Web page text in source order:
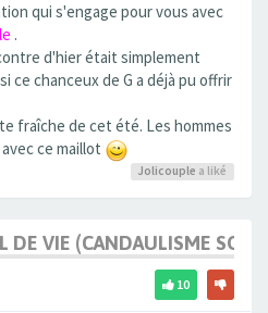
qui s'engage pour vous avec
.
d'hier était simplement
ce chanceux de G a déjà pu offrir
fraîche de cet été. Les hommes
ce maillot
Jolicouple a liké
DE VIE (CANDAULISME
10